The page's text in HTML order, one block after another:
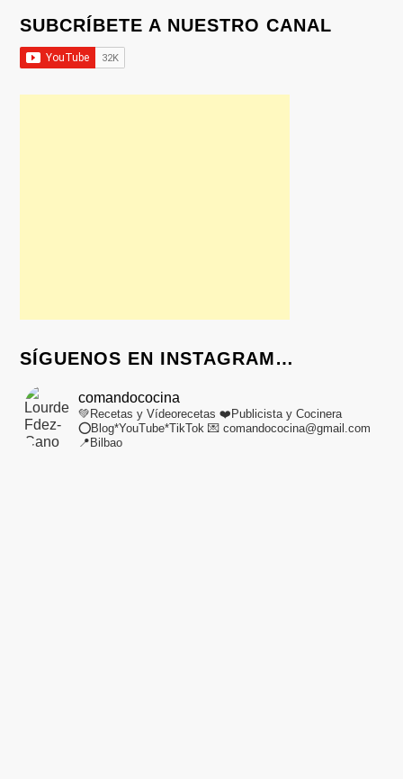
SUBCRÍBETE A NUESTRO CANAL
SÍGUENOS EN INSTAGRAM…
comandococina
💚Recetas y Vídeorecetas ❤️Publicista y Cocinera
⭕Blog*YouTube*TikTok 💌 comandococina@gmail.com
📍Bilbao